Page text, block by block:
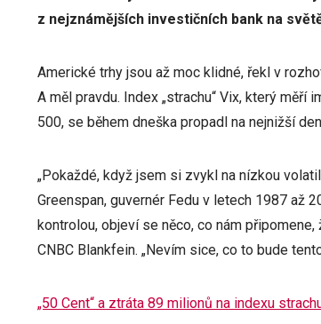
z nejznámějších investičních bank na
Americké trhy jsou až moc klidné, řekl v
A měl pravdu. Index „strachu“ Vix, který
500, se během dneška propadl na nejnižší
„Pokaždé, když jsem si zvykl na nízkou
Greenspan, guvernér Fedu v letech 1987 až
kontrolou, objeví se něco, co nám
CNBC Blankfein. „Nevím sice, co to bude
„50 Cent“ a ztráta 89 milionů na indexu